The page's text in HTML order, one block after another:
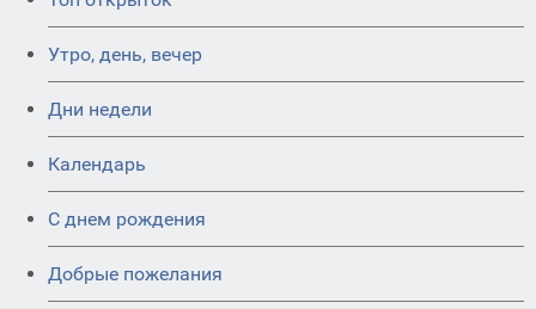
Утро, день, вечер
Дни недели
Календарь
C днем рождения
Добрые пожелания